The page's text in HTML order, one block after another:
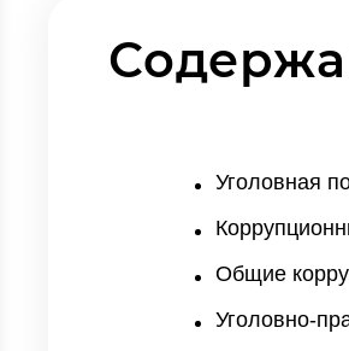
Уголовная
Общие
Уголовно-